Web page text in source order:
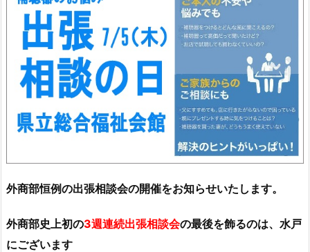
外商部恒例の出張相談会の開催をお知らせいたします。
外商部史上初の3週連続出張相談会の最後を飾るのは、水戸
にございます